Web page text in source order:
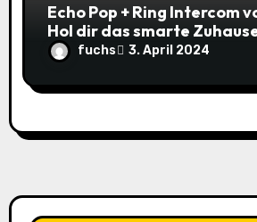
Echo Pop + Ring Intercom
Hol dir das smarte
Schnäppchenpreis!
fuchs 3. April 2024